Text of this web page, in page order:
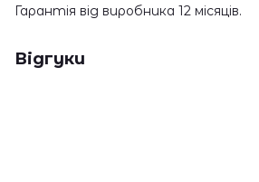
Гарантія від виробника 12 місяців.
Відгуки